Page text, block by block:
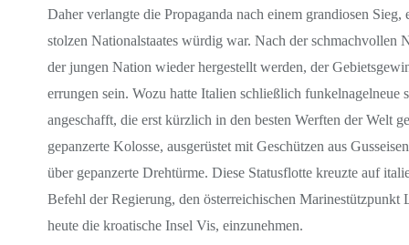
Daher verlangte die Propaganda nach einem grandiosen
stolzen Nationalstaates würdig war. Nach der schmachvollen
der jungen Nation wieder hergestellt werden, der
errungen sein. Wozu hatte Italien schließlich funkelnagelneue
angeschafft, die erst kürzlich in den besten Werften der Welt
gepanzerte Kolosse, ausgerüstet mit Geschützen aus
über gepanzerte Drehtürme. Diese Statusflotte kreuzte auf
Befehl der Regierung, den österreichischen Marinestützpunkt
heute die kroatische Insel Vis, einzunehmen.